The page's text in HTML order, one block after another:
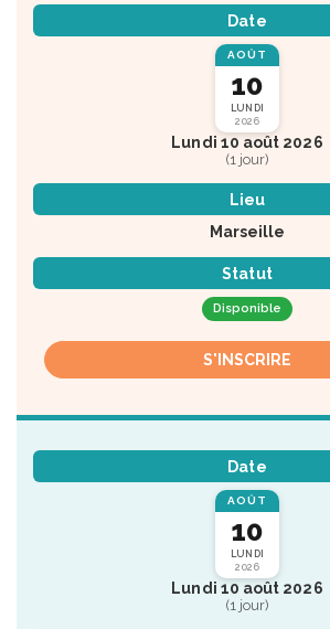
Date
AOÛT
10
LUNDI
2026
Lundi 10 août 2026
(1 jour)
Lieu
Marseille
Statut
Disponible
S'INSCRIRE
Date
AOÛT
10
LUNDI
2026
Lundi 10 août 2026
(1 jour)